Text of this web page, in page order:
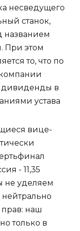
несведущего
станок,
названием
При этом
то, что по
дивиденды в
устава
вице-
- 11,35
не уделяем
наш
только в